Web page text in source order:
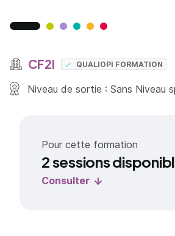
CF2I QUALIOPI FORMATION
Niveau de sortie : Sans Niveau
Pour cette formation
2 sessions
Consulter